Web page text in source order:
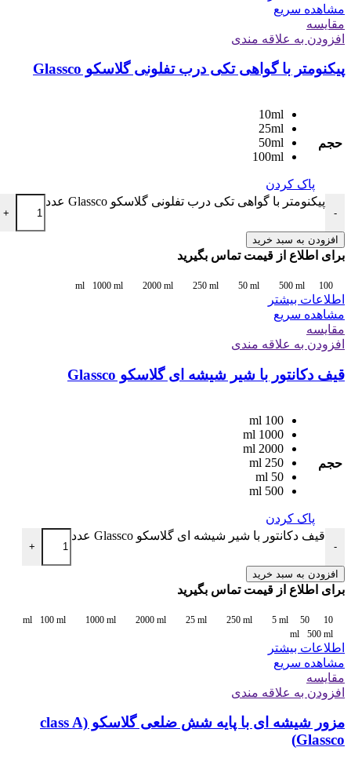
مشاهده سریع
مقایسه
افزودن به علاقه مندی
پیکنومتر با گواهی تکی درب تفلونی گلاسکو Glassco
حجم
10ml
25ml
50ml
100ml
پاک کردن
-
پیکنومتر با گواهی تکی درب تفلونی گلاسکو Glassco عدد
+
افزودن به سبد خرید
برای اطلاع از قیمت تماس بگیرید
100 ml
1000 ml 2000 ml 250 ml 50 ml 500 ml
اطلاعات بیشتر
مشاهده سریع
مقایسه
افزودن به علاقه مندی
قیف دکانتور با شیر شیشه ای گلاسکو Glassco
حجم
100 ml
1000 ml
2000 ml
250 ml
50 ml
500 ml
پاک کردن
-
قیف دکانتور با شیر شیشه ای گلاسکو Glassco عدد
+
افزودن به سبد خرید
برای اطلاع از قیمت تماس بگیرید
10 ml
100 ml 1000 ml 2000 ml 25 ml 250 ml 5 ml
50
ml
500 ml
اطلاعات بیشتر
مشاهده سریع
مقایسه
افزودن به علاقه مندی
مزور شیشه ای با پایه شش ضلعی گلاسکو class A)
Glassco)